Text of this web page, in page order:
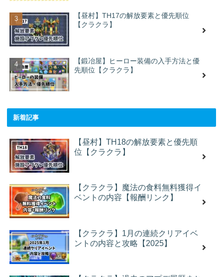
【昼村】TH17の解放要素と優先順位
【クラクラ】
【鍛冶屋】ヒーロー装備の入手方法と優
先順位【クラクラ】
新着記事
【昼村】TH18の解放要素と優先順
位【クラクラ】
【クラクラ】魔法の食料無料獲得イ
ベントの内容【報酬リンク】
【クラクラ】1月の連続クリアイベ
ントの内容と攻略【2025】